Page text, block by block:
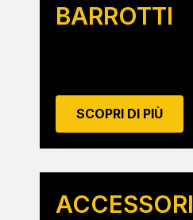
BARROTTI
SCOPRI DI PIÙ
ACCESSORI